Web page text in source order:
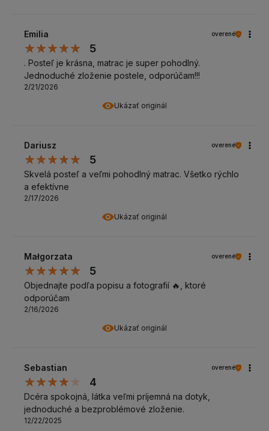
Ukázať originál
Emilia overené
5
. Posteľ je krásna, matrac je super pohodlný.
Jednoduché zloženie postele, odporúčam!!!
2/21/2026
Ukázať originál
Dariusz overené
5
Skvelá posteľ a veľmi pohodlný matrac. Všetko rýchlo
a efektívne
2/17/2026
Ukázať originál
Małgorzata overené
5
Objednajte podľa popisu a fotografií 🔥, ktoré
odporúčam
2/16/2026
Sebastian overené
4
Dcéra spokojná, látka veľmi príjemná na dotyk,
jednoduché a bezproblémové zloženie.
12/22/2025